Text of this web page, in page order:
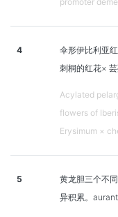
4
伞形伊比利亚
刺桐的红花× 芸
Acylated
flowers of
Erysimum ×
5
黄龙胆三个不
异积累。